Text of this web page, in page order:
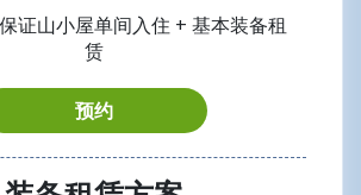
证山小屋单间入住 + 基本装备租
赁
预约